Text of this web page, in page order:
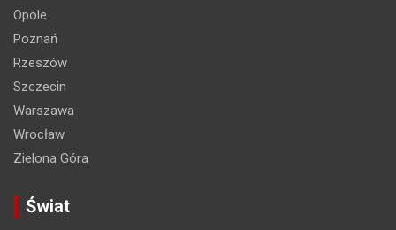
Opole
Poznań
Rzeszów
Szczecin
Warszawa
Wrocław
Zielona Góra
Świat